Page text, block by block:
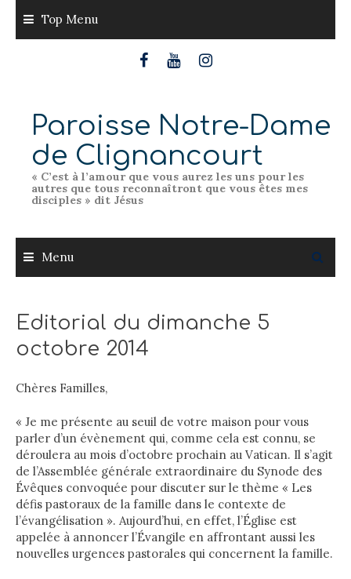
content
Top Menu
Paroisse Notre-Dame
de Clignancourt
« C’est à l’amour que vous aurez les uns pour les
autres que tous reconnaîtront que vous êtes mes
disciples » dit Jésus
Menu
Editorial du dimanche 5
octobre 2014
Chères Familles,
« Je me présente au seuil de votre maison pour vous
parler d’un évènement qui, comme cela est connu, se
déroulera au mois d’octobre prochain au Vatican. Il s’agit
de l’Assemblée générale extraordinaire du Synode des
Évêques convoquée pour discuter sur le thème « Les
défis pastoraux de la famille dans le contexte de
l’évangélisation ». Aujourd’hui, en effet, l’Église est
appelée à annoncer l’Évangile en affrontant aussi les
nouvelles urgences pastorales qui concernent la famille.